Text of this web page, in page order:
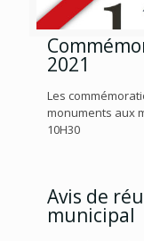
2021
Les
monuments aux
10H30
Avis de
municipal